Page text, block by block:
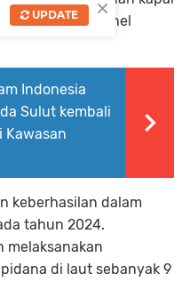
kekuatan personel
Indonesia
Sulut kembali
Kawasan
keberhasilan dalam
tahun 2024.
melaksanakan
di laut sebanyak 9
×
UPDATE